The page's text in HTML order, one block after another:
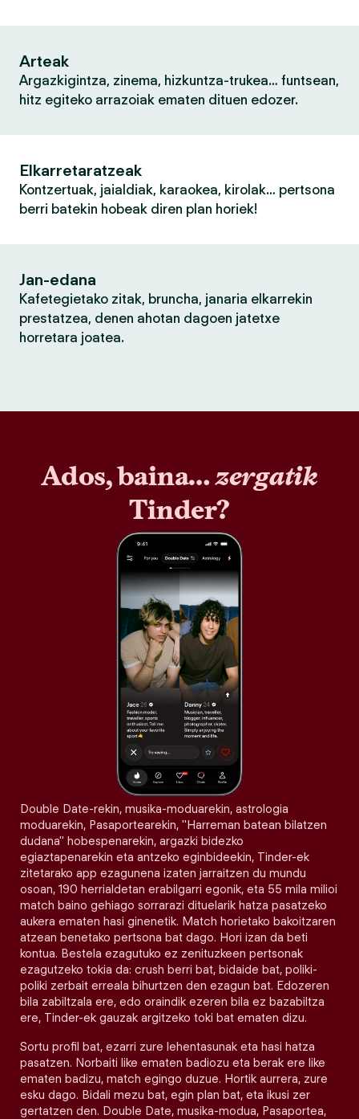
Arteak
Argazkigintza, zinema, hizkuntza-trukea… funtsean,
hitz egiteko arrazoiak ematen dituen edozer.
Elkarretaratzeak
Kontzertuak, jaialdiak, karaokea, kirolak… pertsona
berri batekin hobeak diren plan horiek!
Jan-edana
Kafetegietako zitak, bruncha, janaria elkarrekin
prestatzea, denen ahotan dagoen jatetxe
horretara joatea.
Ados, baina…zergatik
Tinder?
Double Date-rekin, musika-moduarekin, astrologia
moduarekin, Pasaportearekin, "Harreman batean bilatzen
dudana" hobespenarekin, argazki bidezko
egiaztapenarekin eta antzeko eginbideekin, Tinder-ek
zitetarako app ezagunena izaten jarraitzen du mundu
osoan, 190 herrialdetan erabilgarri egonik, eta 55 mila milioi
match baino gehiago sorrarazi dituelarik hatza pasatzeko
aukera ematen hasi ginenetik. Match horietako bakoitzaren
atzean benetako pertsona bat dago. Hori izan da beti
kontua. Bestela ezagutuko ez zenituzkeen pertsonak
ezagutzeko tokia da: crush berri bat, bidaide bat, poliki-
poliki zerbait erreala bihurtzen den ezagun bat. Edozeren
bila zabiltzala ere, edo oraindik ezeren bila ez bazabiltza
ere, Tinder-ek gauzak argitzeko toki bat ematen dizu.
Sortu profil bat, ezarri zure lehentasunak eta hasi hatza
pasatzen. Norbaiti like ematen badiozu eta berak ere like
ematen badizu, match egingo duzue. Hortik aurrera, zure
esku dago. Bidali mezu bat, egin plan bat, eta ikusi zer
gertatzen den. Double Date, musika-modua, Pasaportea,